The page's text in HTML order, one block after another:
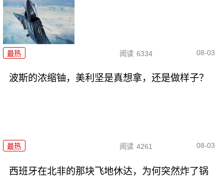
最热 阅读 6334 08-03
波斯的浓缩铀，美利坚是真想拿，还是做样子？
最热 阅读 4261 08-03
西班牙在北非的那块飞地休达，为何突然炸了锅